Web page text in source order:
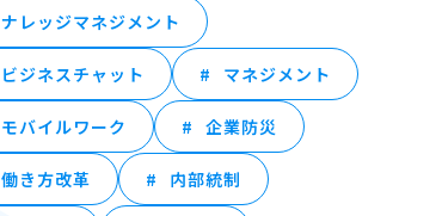
ナレッジマネジメント
ビジネスチャット マネジメント
モバイルワーク 企業防災
働き方改革 内部統制